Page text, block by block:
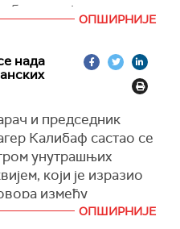
им је да
неће остати ништа.
написао је
Трут
у суботу на
видео-клип у којем
војни напад на
разарач са
летелицу са
у углу екрана снимак
ОПШИРНИЈЕ
нада
и председник
Калибаф састао се
унутрашњих
који је изразио
између
и Ирана.
ОПШИРНИЈЕ